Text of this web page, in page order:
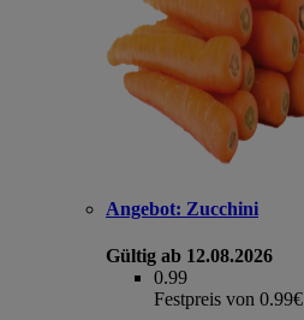
Angebot: Zucchini
Gültig ab 12.08.2026
0.99
Festpreis von 0.99€